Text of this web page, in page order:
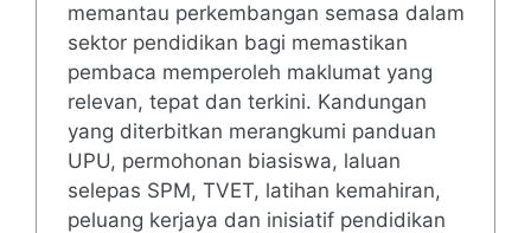
memantau perkembangan semasa dalam
sektor pendidikan bagi memastikan
pembaca memperoleh maklumat yang
relevan, tepat dan terkini. Kandungan
yang diterbitkan merangkumi panduan
UPU, permohonan biasiswa, laluan
selepas SPM, TVET, latihan kemahiran,
peluang kerjaya dan inisiatif pendidikan